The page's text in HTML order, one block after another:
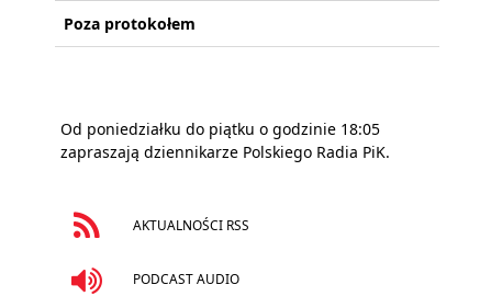
Poza protokołem
Od poniedziałku do piątku o godzinie 18:05
zapraszają dziennikarze Polskiego Radia PiK.
AKTUALNOŚCI RSS
PODCAST AUDIO